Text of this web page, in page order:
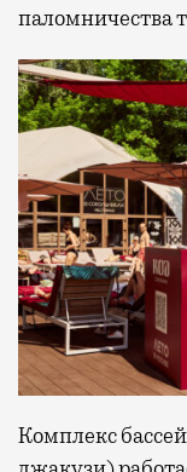
паломничества
Комплекс